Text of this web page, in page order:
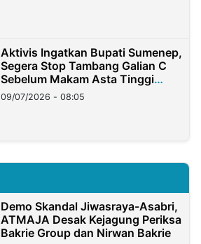
Aktivis Ingatkan Bupati Sumenep,
Segera Stop Tambang Galian C
Sebelum Makam Asta Tinggi
Longsor
09/07/2026 - 08:05
Demo Skandal Jiwasraya-Asabri,
ATMAJA Desak Kejagung Periksa
Bakrie Group dan Nirwan Bakrie